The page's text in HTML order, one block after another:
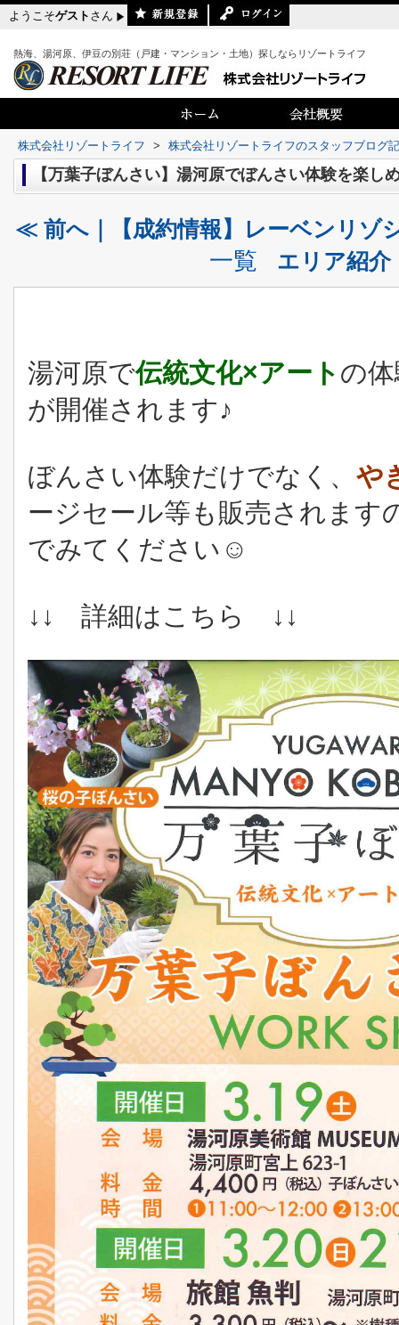
ようこそゲスト さん
熱海、湯河原、伊豆の別荘（戸建・マンション・土地）探しならリゾートライフ
株式会社リゾートライフ > 株式会社リゾートライフのスタッフブログ
【万葉子ぼんさい】湯河原でぼんさい体験を楽し
≪ 前へ｜【成約情報】レーベンリゾ
一覧 エリア紹
湯河原で伝統文化×アート の
が開催されます♪
ぼんさい体験だけでなく、 や
ージセール等も販売されます
でみてください☺
↓↓ 詳細はこちら ↓↓